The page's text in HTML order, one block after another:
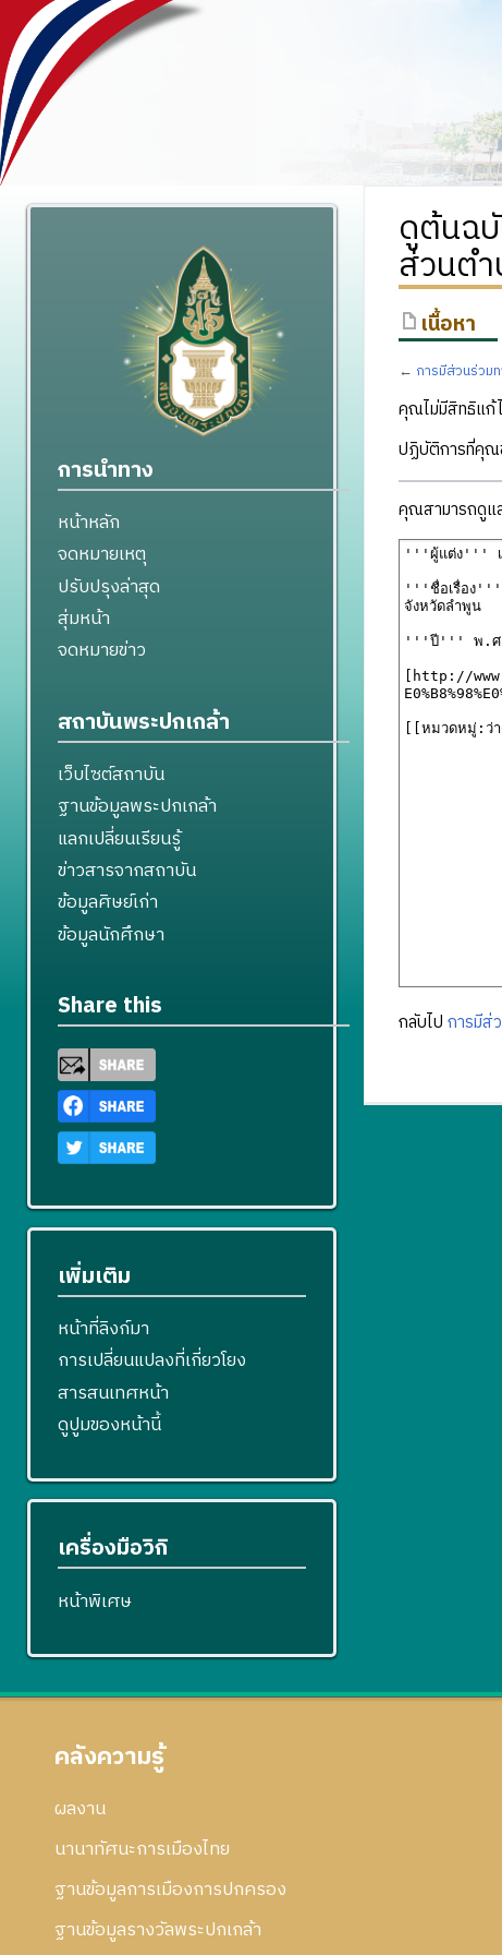
ดูต้นฉ
ส่วนต
เนื้อหา
← การมีส่วนร่วม
คุณไม่มีสิทธิแก้
ปฏิบัติการที่คุณ
คุณสามารถดูแ
กลับไป การมีส่
การนำทาง
หน้าหลัก
จดหมายเหตุ
ปรับปรุงล่าสุด
สุ่มหน้า
จดหมายข่าว
สถาบันพระปกเกล้า
เว็บไซต์สถาบัน
ฐานข้อมูลพระปกเกล้า
แลกเปลี่ยนเรียนรู้
ข่าวสารจากสถาบัน
ข้อมูลศิษย์เก่า
ข้อมูลนักศึกษา
Share this
เพิ่มเติม
หน้าที่ลิงก์มา
การเปลี่ยนแปลงที่เกี่ยวโยง
สารสนเทศหน้า
ดูปูมของหน้านี้
เครื่องมือวิกิ
หน้าพิเศษ
คลังความรู้
ผลงาน
นานาทัศนะการเมืองไทย
ฐานข้อมูลการเมืองการปกครอง
ฐานข้อมูลรางวัลพระปกเกล้า